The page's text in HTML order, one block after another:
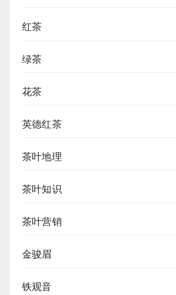
红茶
绿茶
花茶
英德红茶
茶叶地理
茶叶知识
茶叶营销
金骏眉
铁观音